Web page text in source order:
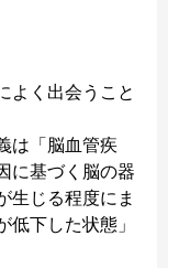
よく出会うこと
は「脳血管疾
に基づく脳の器
生じる程度にま
低下した状態」